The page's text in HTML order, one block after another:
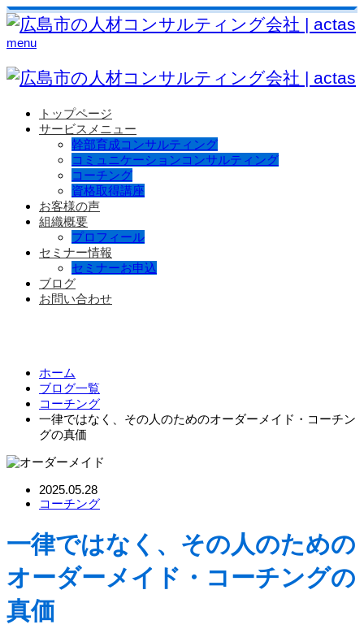
menu
トップページ
サービスメニュー
幹部育成コンサルティング
コミュニケーションコンサルティング
コーチング
資格取得講座
お客様の声
組織概要
プロフィール
セミナー情報
セミナーお申込
ブログ
お問い合わせ
ホーム
ブログ一覧
コーチング
一律ではなく、その人のためのオーダーメイド・コーチン
グの真価
2025.05.28
コーチング
一律ではなく、その人のための
オーダーメイド・コーチングの
真価